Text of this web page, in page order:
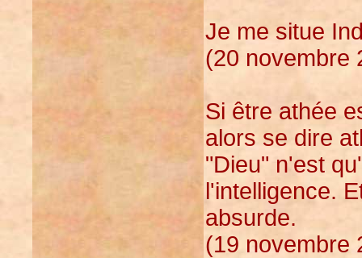
Je me situe
(20 novembre
Si être athée
alors se dire
"Dieu" n'est
l'intelligence.
absurde.
(19 novembre